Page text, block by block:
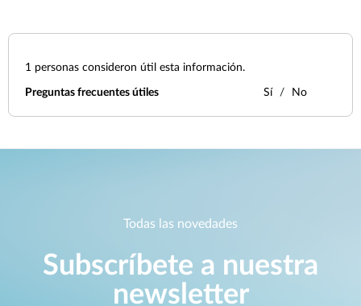
1 personas consideron útil esta información.
Preguntas frecuentes útiles Sí No
Todas las novedades
Subscríbete a nuestra
newsletter